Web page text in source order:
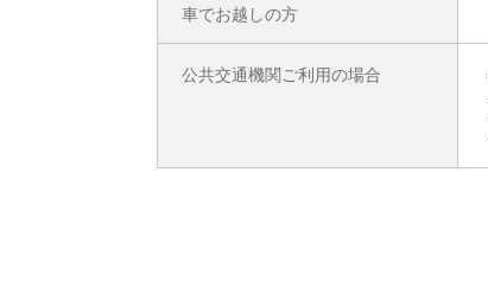
車でお越しの方
公共交通機関ご利用の場合